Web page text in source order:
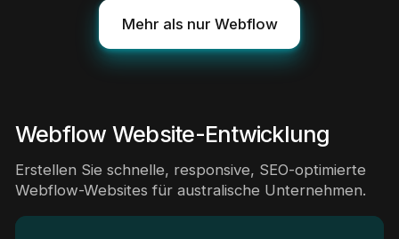
Mehr als nur Webflow
Webflow Website-Entwicklung
Erstellen Sie schnelle, responsive, SEO-optimierte
Webflow-Websites für australische Unternehmen.